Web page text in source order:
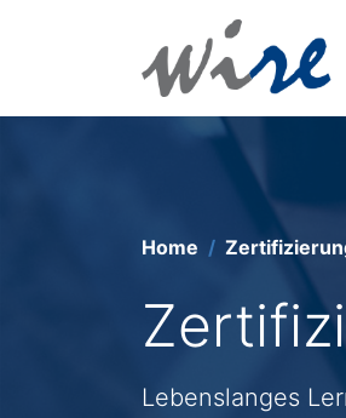
Home
Lebenslanges